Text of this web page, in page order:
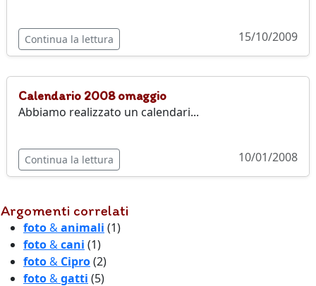
Continua la lettura 15/10/2009
Calendario 2008 omaggio
Abbiamo realizzato un calendari...
Continua la lettura 10/01/2008
Argomenti correlati
foto&animali (1)
foto&cani (1)
foto& Cipro(2)
foto&gatti (5)